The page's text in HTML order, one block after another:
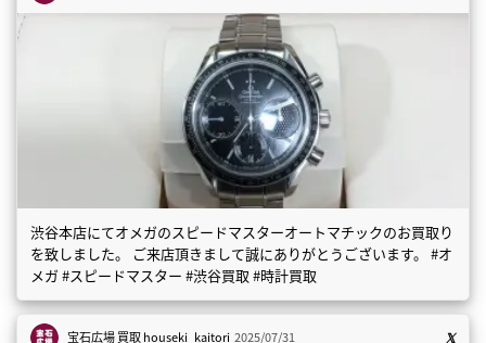
渋谷本店にてオメガのスピードマスターオートマチックのお買取り
を致しました。 ご来店頂きまして誠にありがとうございます。 #オ
メガ #スピードマスター #渋谷買取 #時計買取
宝石広場 買取houseki_kaitori 2025/07/31